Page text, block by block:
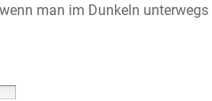
man im Dunkeln